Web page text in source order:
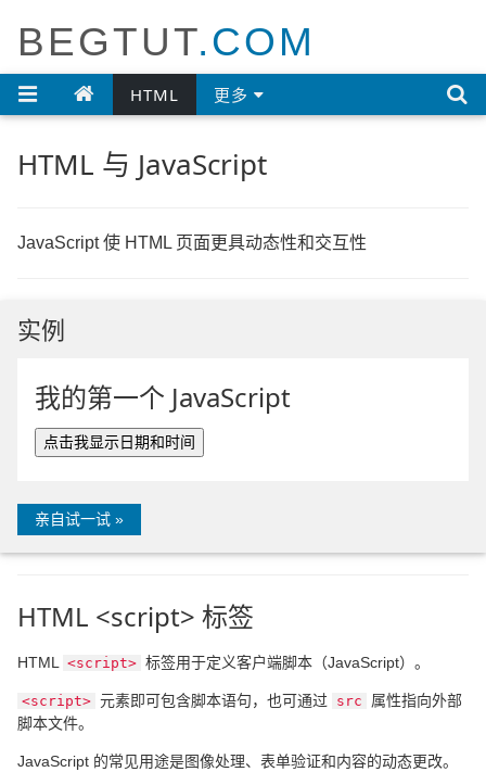
BEGTUT.COM
HTML 更多 
HTML 与 JavaScript
JavaScript 使 HTML 页面更具动态性和交互性
实例
我的第一个 JavaScript
点击我显示日期和时间
亲自试一试 »
HTML <script> 标签
HTML <script> 标签用于定义客户端脚本（JavaScript）。
<script> 元素即可包含脚本语句，也可通过 src
属性指向外部
脚本文件。
JavaScript 的常见用途是图像处理、表单验证和内容的动态更改。